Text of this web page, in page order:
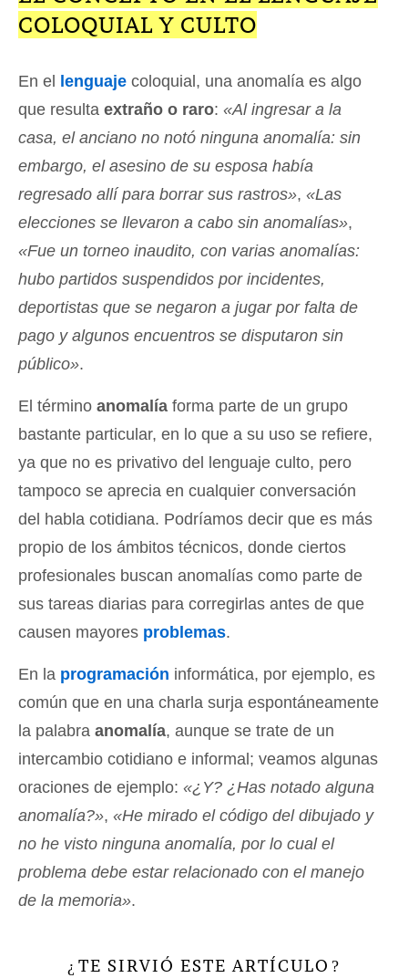
COLOQUIAL Y CULTO
En el lenguaje coloquial, una anomalía es algo
que resulta extraño o raro: «Al ingresar a la
casa, el anciano no notó ninguna anomalía: sin
embargo, el asesino de su esposa había
regresado allí para borrar sus rastros», «Las
elecciones se llevaron a cabo sin anomalías»,
«Fue un torneo inaudito, con varias anomalías:
hubo partidos suspendidos por incidentes,
deportistas que se negaron a jugar por falta de
pago y algunos encuentros se disputaron sin
público».
El término anomalía forma parte de un grupo
bastante particular, en lo que a su uso se refiere,
ya que no es privativo del lenguaje culto, pero
tampoco se aprecia en cualquier conversación
del habla cotidiana. Podríamos decir que es más
propio de los ámbitos técnicos, donde ciertos
profesionales buscan anomalías como parte de
sus tareas diarias para corregirlas antes de que
causen mayores problemas.
En la programación informática, por ejemplo, es
común que en una charla surja espontáneamente
la palabra anomalía, aunque se trate de un
intercambio cotidiano e informal; veamos algunas
oraciones de ejemplo: «¿Y? ¿Has notado alguna
anomalía?», «He mirado el código del dibujado y
no he visto ninguna anomalía, por lo cual el
problema debe estar relacionado con el manejo
de la memoria».
¿ TE SIRVIÓ ESTE ARTÍCULO ?